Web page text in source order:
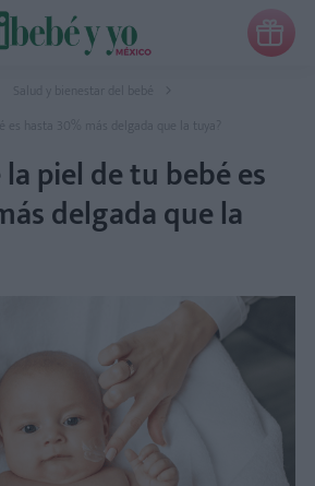

Salud y bienestar del bebé
es hasta 30% más delgada que la tuya?
piel de tu bebé es
delgada que la